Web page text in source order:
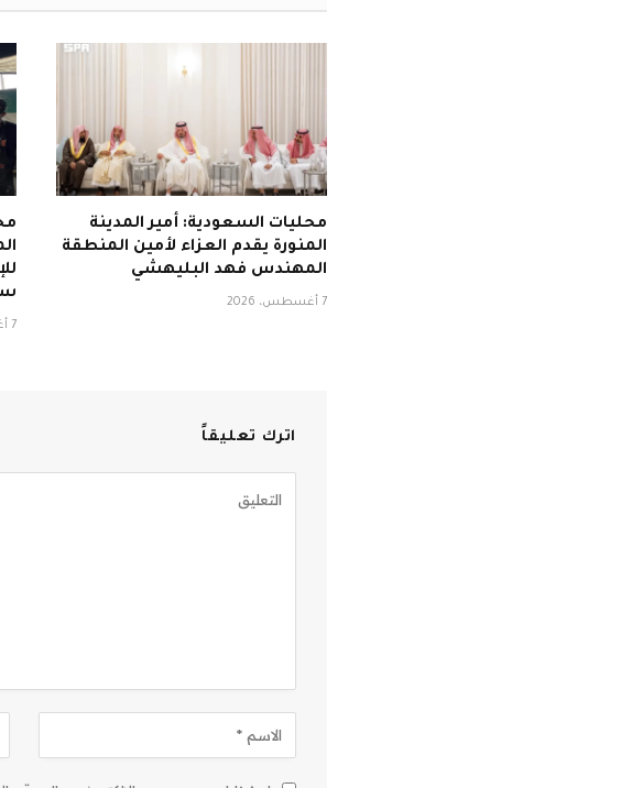
محليات السعودية: أمير المدينة
المنورة يقدم العزاء لأمين المنطقة
المهندس فهد البليهشي
7 أغسطس، 2026
7 أغسطس، 2026
اترك تعليقاً